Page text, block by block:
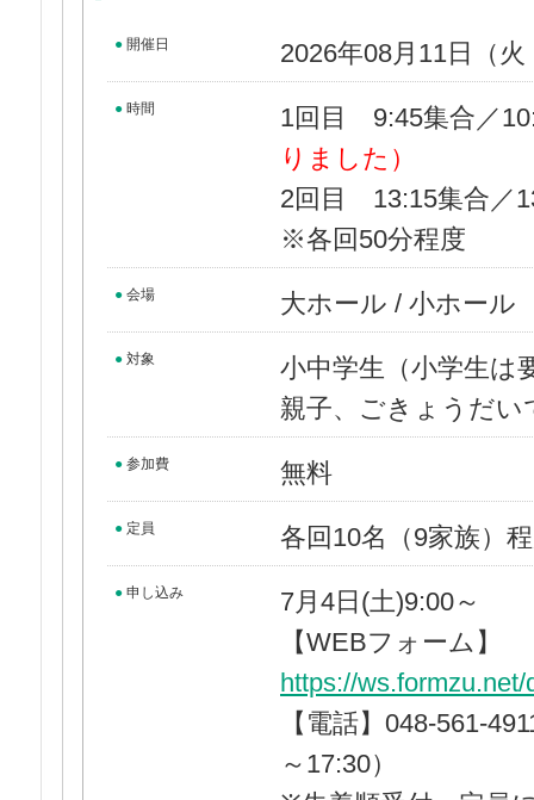
● 開催日 2026年08月11日（火
● 時間
1回目 9:45集合／
りました）
2回目 13:15集合／
※各回50分程度
● 会場 大ホール / 小ホール
● 対象
小中学生（小学生は
親子、ごきょうだ
● 参加費 無料
● 定員 各回10名（9家族）
● 申し込み
7月4日(土)9:00～
【WEBフォーム】
https://
【電話】048-561-
～17:30）